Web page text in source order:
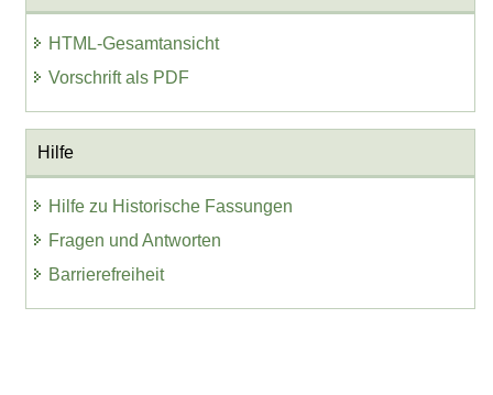
HTML-Gesamtansicht
Vorschrift als PDF
Hilfe
Hilfe zu Historische Fassungen
Fragen und Antworten
Barrierefreiheit